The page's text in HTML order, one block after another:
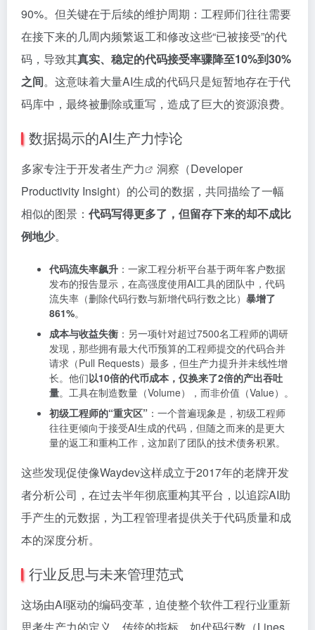
90%。但关键在于后续的维护周期：工程师们往往需要
在接下来的几周内频繁返工和修改这些“已被接受”的代
码，导致其真实、稳定的代码接受率骤降至10%到30%
之间。这意味着大量AI生成的代码只是短暂地存在于代
码库中，最终被删除或重写，造成了巨大的资源浪费。
数据揭示的AI生产力悖论
多家专注于开发者生产力
洞察（Developer
Productivity Insight）的公司的数据，共同描绘了一幅
相似的图景： 代码写得更多了，但留存下来的却不成比
例地少。
代码流失率飙升 ：一家工程分析平台基于两年客户数据
发布的报告显示，在高强度使用AI工具的团队中，代码
流失率（删除代码行数与新增代码行数之比） 暴增了
861%。
成本与收益失衡 ：另一项针对超过7500名工程师的调研
发现，那些拥有最大代币预算的工程师提交的代码合并
请求（Pull Requests）最多，但生产力提升并未线性增
长。他们以10倍的代币成本，仅换来了2倍的产出吞吐
量。工具在制造数量（Volume），而非价值（Value）。
初级工程师的“重灾区” ：一个普遍现象是，初级工程师
往往更倾向于接受AI生成的代码，但随之而来的是更大
量的返工和重构工作，这加剧了团队的技术债务积累。
这些发现促使像Waydev这样成立于2017年的老牌开发
者分析公司，在过去半年彻底重构其平台，以追踪AI助
手产生的元数据，为工程管理者提供关于代码质量和成
本的深度分析。
行业反思与未来管理范式
这场由AI驱动的编码变革，迫使整个软件工程行业重新